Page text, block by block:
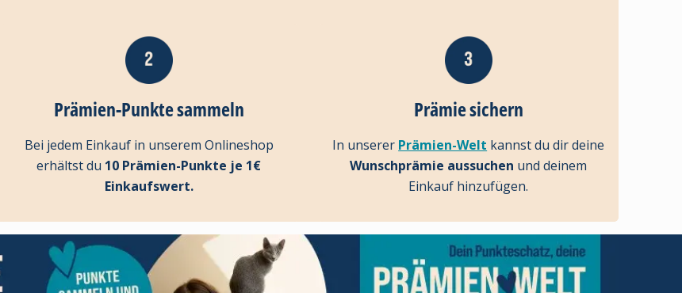
Prämien-Punkte sammeln
Bei jedem Einkauf in unserem Onlineshop
erhältst du 10 Prämien-Punkte je 1€
Einkaufswert.
Prämie sichern
In unserer Prämien-Welt kannst du dir deine
Wunschprämie aussuchen und deinem
Einkauf hinzufügen.